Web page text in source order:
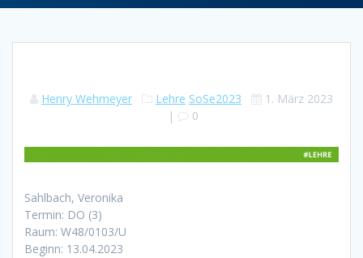
Henry Wehmeyer Lehre SoSe2023
1. März 2023
|
0
Sahlbach, Veronika
Termin: DO (3)
Raum: W48/0103/U
Beginn: 13.04.2023